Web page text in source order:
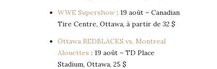
WWE Supershow : 19 août – Canadian
Tire Centre, Ottawa, à partir de 32 $
Ottawa REDBLACKS vs. Montreal
Alouettes : 19 août – TD Place
Stadium, Ottawa, 25 $